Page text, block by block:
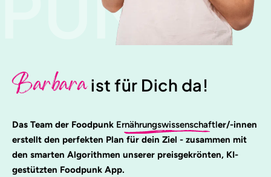
Barbaraist für Dich da!
Das Team der Foodpunk Ernährungswissenschaftler/-innen
erstellt den perfekten Plan für dein Ziel - zusammen mit
den smarten Algorithmen unserer preisgekrönten, KI-
gestützten Foodpunk App.